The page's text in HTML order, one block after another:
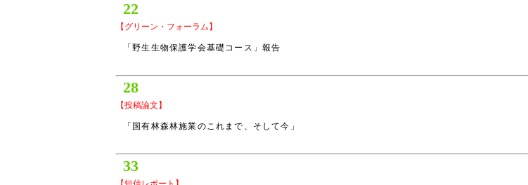
22
【グリーン・フォーラム】
「野生生物保護学会基礎コース」報告
28
【投稿論文】
「国有林森林施業のこれまで、そして今」
33